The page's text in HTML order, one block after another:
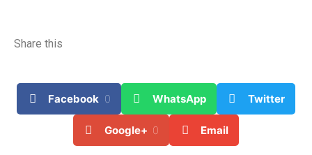
Share this
Facebook 0 WhatsApp Twitter
Google+ 0 Email